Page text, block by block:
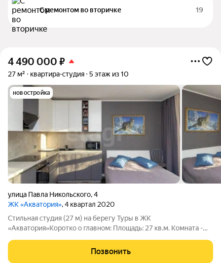
С ремонтом во вторичке 19
4 490 000 ₽
27 м² квартира-студия 5 этаж из 10
новостройка
улица Павла Никольского,4
ЖК «Акватория», 4 квартал 2020
Стильная студия (27 м) на берегу Туры в ЖК
«Акватория»Коротко о главном: Площадь: 27 кв.м. Комната -
Квартира очень светлая: окна на юг, увеличенные окна и
высокие потолки. Планировка
Позвонить